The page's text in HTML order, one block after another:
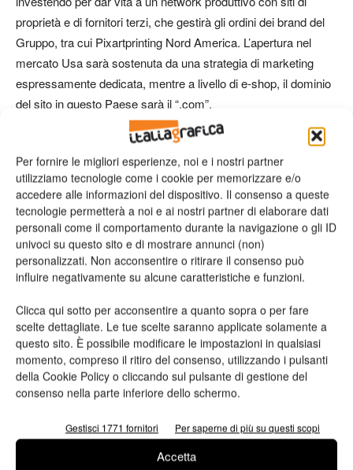
Per fornire le migliori esperienze, noi e i nostri partner
utilizziamo tecnologie come i cookie per memorizzare e/o
accedere alle informazioni del dispositivo. Il consenso a queste
tecnologie permetterà a noi e ai nostri partner di elaborare dati
personali come il comportamento durante la navigazione o gli ID
univoci su questo sito e di mostrare annunci (non)
personalizzati. Non acconsentire o ritirare il consenso può
influire negativamente su alcune caratteristiche e funzioni.
Clicca qui sotto per acconsentire a quanto sopra o per fare
scelte dettagliate. Le tue scelte saranno applicate solamente a
questo sito. È possibile modificare le impostazioni in qualsiasi
momento, compreso il ritiro del consenso, utilizzando i pulsanti
della Cookie Policy o cliccando sul pulsante di gestione del
consenso nella parte inferiore dello schermo.
Gestisci 1771 fornitori Per saperne di più su questi scopi
Accetta
proprietà e di fornitori terzi, che gestirà gli ordini dei brand del
Gruppo, tra cui Pixartprinting Nord America. L’apertura nel
mercato Usa sarà sostenuta da una strategia di marketing
espressamente dedicata, mentre a livello di e-shop, il dominio
del sito in questo Paese sarà il “.com”.
TAG Pixartprinting
Articolo precedente
Fedrigoni vicino al riassetto
Prossimo articolo
Semestrale effervescente per
Heidelberg
Viscom 2026 cambia volto: debutta il